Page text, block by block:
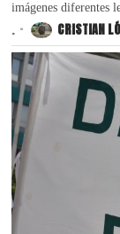
imágenes diferentes
. CRISTIAN